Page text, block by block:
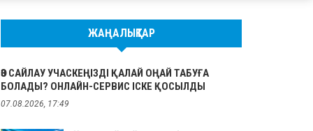
ЖАҢАЛЫҚТАР
ӨЗ САЙЛАУ УЧАСКЕҢІЗДІ ҚАЛАЙ ОҢАЙ ТАБУҒА
БОЛАДЫ? ОНЛАЙН-СЕРВИС ІСКЕ ҚОСЫЛДЫ
07.08.2026, 17:49